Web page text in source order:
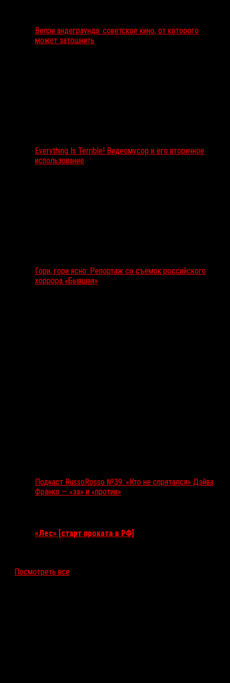
Вепри андеграунда: советское кино, от которого
может затошнить
Everything Is Terrible! Видеомусор и его вторичное
использование
Гори, гори ясно: Репортаж со съемок российского
хоррора «Бывшая»
Подкаст RussoRosso №39: «Кто не спрятался» Дэйва
Франко — «за» и «против»
«Лес» [старт проката в РФ]
Посмотреть все